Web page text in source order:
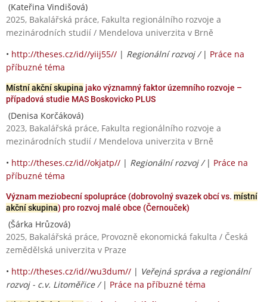
(Kateřina Vindišová)
2025, Bakalářská práce, Fakulta regionálního rozvoje a
mezinárodních studií / Mendelova univerzita v Brně
• http://theses.cz/id//yiij55// | Regionální rozvoj / | Práce na
příbuzné téma
Místní akční skupina jako významný faktor územního rozvoje –
případová studie MAS Boskovicko PLUS
(Denisa Korčáková)
2023, Bakalářská práce, Fakulta regionálního rozvoje a
mezinárodních studií / Mendelova univerzita v Brně
• http://theses.cz/id//okjatp// | Regionální rozvoj / | Práce na
příbuzné téma
Význam meziobecní spolupráce (dobrovolný svazek obcí vs. místní
akční skupina) pro rozvoj malé obce (Černouček)
(Šárka Hrůzová)
2025, Bakalářská práce, Provozně ekonomická fakulta / Česká
zemědělská univerzita v Praze
• http://theses.cz/id//wu3dum// | Veřejná správa a regionální
rozvoj - c.v. Litoměřice / | Práce na příbuzné téma